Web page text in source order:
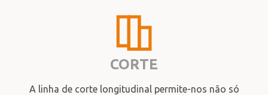
CORTE
A linha de corte longitudinal permite-nos não só